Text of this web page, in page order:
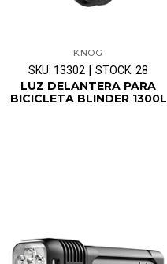
KNOG
SKU: 13302 | STOCK: 28
LUZ DELANTERA PARA
BICICLETA BLINDER 1300L